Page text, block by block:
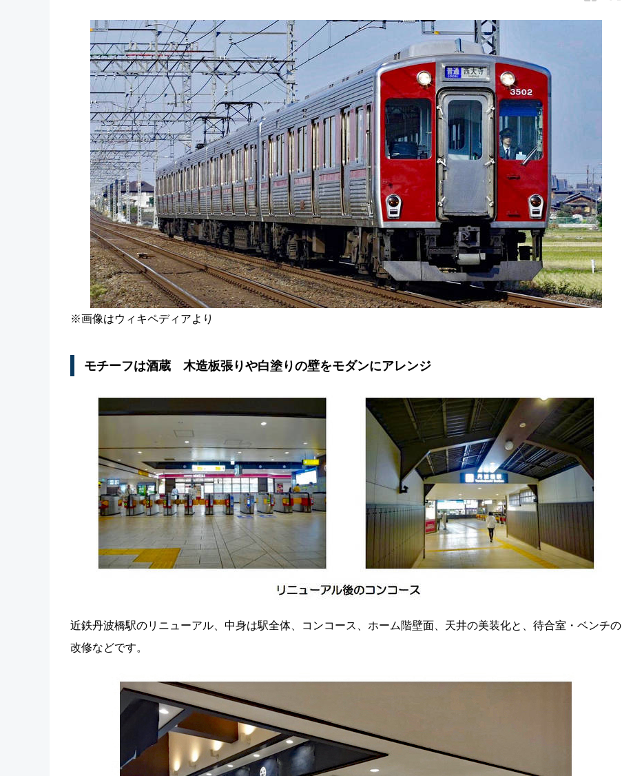
※画像はウィキペディアより
モチーフは酒蔵 木造板張りや白塗りの壁をモダンにアレンジ
近鉄丹波橋駅のリニューアル、中身は駅全体、コンコース、ホーム階壁面、天井の美装化と、待合室・ベンチの
改修などです。